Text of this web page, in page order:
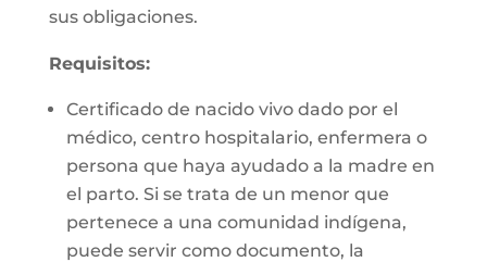
sus obligaciones.
Requisitos:
Certificado de nacido vivo dado por el
médico, centro hospitalario, enfermera o
persona que haya ayudado a la madre en
el parto. Si se trata de un menor que
pertenece a una comunidad indígena,
puede servir como documento, la